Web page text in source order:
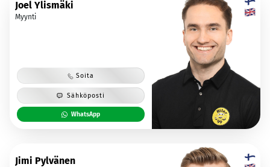
Joel Ylismäki
Myynti
Soita
Sähköposti
WhatsApp
Jimi Pylvänen